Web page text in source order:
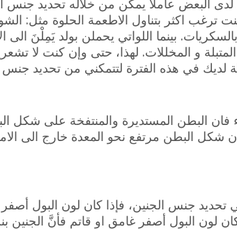
لدى البعض عاملاً يمكن من خلاله تحديد جنس
ترغب اكثر بتناول الاطعمة الحلوة مثل:
بينما اللواتي يحملن بولد يَمِلْنَ الى
و المخللات. لهذا، حتى وإن كنت لا
لديك في هذه الفترة لتتمكني من تحديد جنس
فان البطن المستديرة والمنتفخة على شكل
شكل البطن مرتفع نحو المعدة خارج الى
تحديد جنس الجنين، فإذا كان لون البول
لون البول أصفر غامق او قاتم فأنَّ الجنين